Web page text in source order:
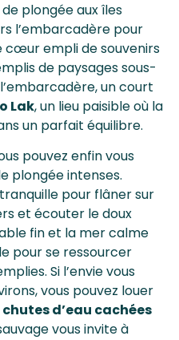
plongée aux îles
l’embarcadère pour
cœur empli de souvenirs
de paysages sous-
un court
Lak, un lieu paisible où la
un parfait équilibre.
pouvez enfin vous
plongée intenses.
pour flâner sur
et écouter le doux
fin et la mer calme
pour se ressourcer
Si l’envie vous
vous pouvez louer
chutes d’eau cachées
vous invite à